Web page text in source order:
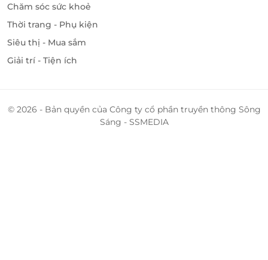
Chăm sóc sức khoẻ
Thời trang - Phụ kiện
Siêu thị - Mua sắm
Giải trí - Tiện ích
© 2026 - Bản quyền của Công ty cổ phần truyền thông Sông
Sáng - SSMEDIA